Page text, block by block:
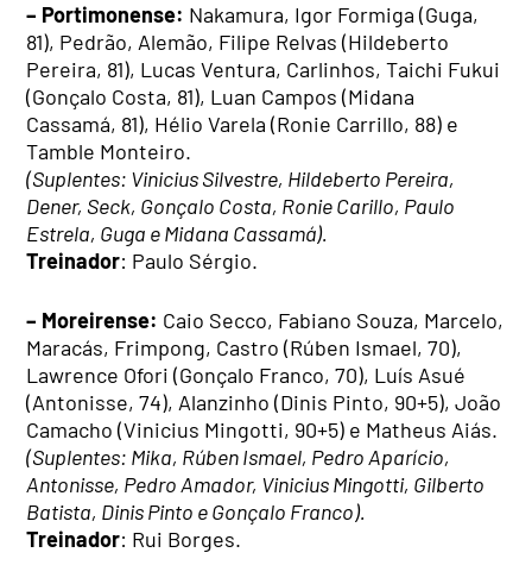
– Portimonense: Nakamura, Igor Formiga (Guga,
81), Pedrão, Alemão, Filipe Relvas (Hildeberto
Pereira, 81), Lucas Ventura, Carlinhos, Taichi Fukui
(Gonçalo Costa, 81), Luan Campos (Midana
Cassamá, 81), Hélio Varela (Ronie Carrillo, 88) e
Tamble Monteiro.
(Suplentes: Vinicius Silvestre, Hildeberto Pereira,
Dener, Seck, Gonçalo Costa, Ronie Carillo, Paulo
Estrela, Guga e Midana Cassamá).
Treinador: Paulo Sérgio.
– Moreirense: Caio Secco, Fabiano Souza, Marcelo,
Maracás, Frimpong, Castro (Rúben Ismael, 70),
Lawrence Ofori (Gonçalo Franco, 70), Luís Asué
(Antonisse, 74), Alanzinho (Dinis Pinto, 90+5), João
Camacho (Vinicius Mingotti, 90+5) e Matheus Aiás.
(Suplentes: Mika, Rúben Ismael, Pedro Aparício,
Antonisse, Pedro Amador, Vinicius Mingotti, Gilberto
Batista, Dinis Pinto e Gonçalo Franco).
Treinador: Rui Borges.